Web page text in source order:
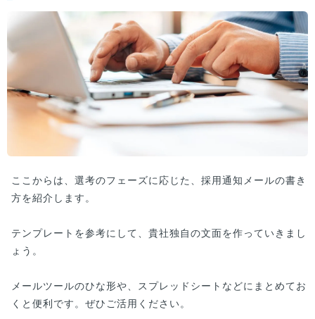
ここからは、選考のフェーズに応じた、採用通知メールの書き
方を紹介します。
テンプレートを参考にして、貴社独自の文面を作っていきまし
ょう。
メールツールのひな形や、スプレッドシートなどにまとめてお
くと便利です。ぜひご活用ください。